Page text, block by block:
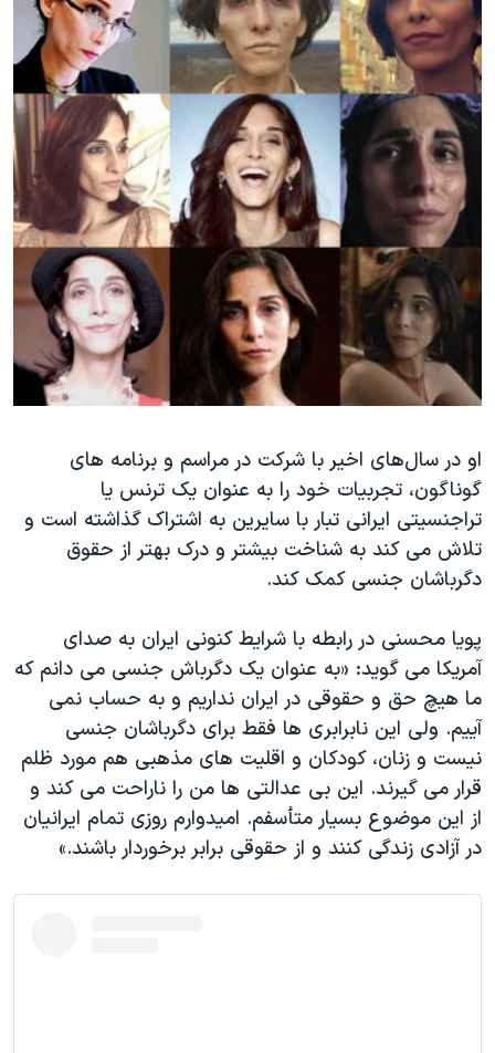
او در سال‌های اخیر با شرکت در مراسم و برنامه های
گوناگون، تجربیات خود را به عنوان یک ترنس یا
تراجنسیتی ایرانی تبار با سایرین به اشتراک گذاشته است و
تلاش می کند به شناخت بیشتر و درک بهتر از حقوق
دگرباشان جنسی کمک کند.
پویا محسنی در رابطه با شرایط کنونی ایران به صدای
آمریکا می گوید: «به عنوان یک دگرباش جنسی می دانم که
ما هیچ حق و حقوقی در ایران نداریم و به حساب نمی
آییم. ولی این نابرابری ها فقط برای دگرباشان جنسی
نیست و زنان، کودکان و اقلیت های مذهبی هم مورد ظلم
قرار می گیرند. این بی عدالتی ها من را ناراحت می کند و
از این موضوع بسیار متأسفم. امیدوارم روزی تمام ایرانیان
در آزادی زندگی کنند و از حقوقی برابر برخوردار باشند.»